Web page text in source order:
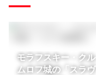
モラフスキー・クル
ムロフ城の「スラヴ